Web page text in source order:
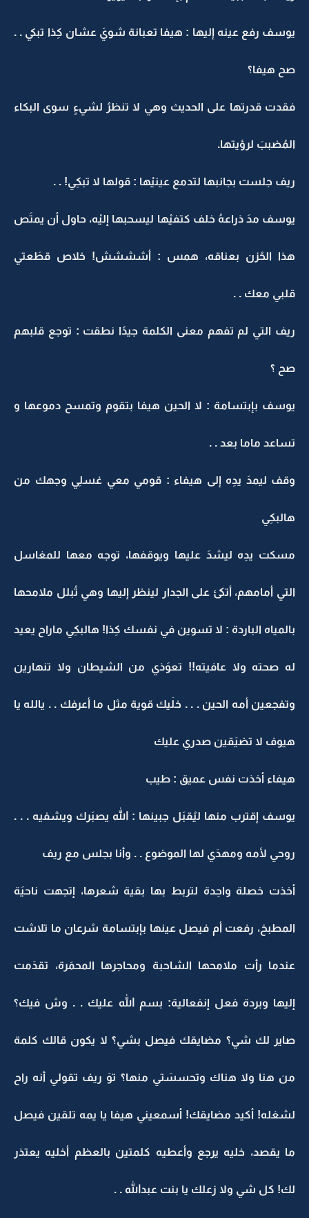
يوسف رفع عينه إليها : هيفا تعبانة شويَ عشان كِذا تبكي . .
صح هيفا؟
فقدت قدرتها على الحديث وهي لا تنظرُ لشيءٍ سوى البكاء
المُضببَ لرؤيتها.
ريف جلست بجانبها لتدمع عينيْها : قولها لا تبكِي! . .
يوسف مدَ ذراعهُ خلف كتفيْها ليسحبها إليْه، حاول أن يمتَص
هذا الحُزن بعناقه، همس : أشششش! خلاص قطَعتي
قلبي معك . .
ريف التي لم تفهم معنى الكلمة جيدًا نطقت : توجع قلبهم
صح ؟
يوسف بإبتسامة : لا الحين هيفا بتقوم وتمسح دموعها و
تساعد ماما بعد . .
وقف ليمدَ يدِه إلى هيفاء : قومي معي غسلِي وجهك من
هالبكِي
مسكت يدِه ليشدَ عليها ويوقفها، توجه معها للمغاسل
التي أمامهم، أتكئ على الجدار لينظر إليها وهي تُبلل ملامحها
بالمياه الباردة : لا تسوين في نفسك كِذا! هالبكِي ماراح يعيد
له صحته ولا عافيته!! تعوَذي من الشيطان ولا تنهارين
وتفجعين أمه الحين . . . خلَيك قوية مثل ما أعرفك . . يالله يا
هيوف لا تضيَقين صدري عليك
هيفاء أخذت نفس عميق : طيب
يوسف إقترب منها ليُقبَل جبينها : الله يصبَرك ويشفيه . . .
روحي لأمه ومهدَي لها الموضوع . . وأنا بجلس مع ريف
أخذت خصلة واحِدة لتربط بها بقية شعرها، إتجهت ناحيَة
المطبخ، رفعت أم فيصل عينها بإبتسامة سُرعان ما تلاشت
عندما رأت ملامحها الشاحبة ومحاجرها المحمَرة، تقدَمت
إليها وبردة فعل إنفعالية: بسم الله عليك . . وش فيك؟
صاير لك شي؟ مضايقك فيصل بشي؟ لا يكون قالك كلمة
من هنا ولا هناك وتحسسَتي منها؟ توَ ريف تقولي أنه راح
لشغله! أكيد مضايقك! أسمعيني هيفا يا يمه تلقين فيصل
ما يقصد، خليه يرجع وأعطيه كلمتين بالعظم أخليه يعتذر
لك! كل شي ولا زعلك يا بنت عبدالله . .